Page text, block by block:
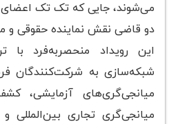
می‌شوند، جایی که تک تک اعضای
دو قاضی نقش نماینده حقوقی و
این رویداد منحصربه‌فرد با
شبکه‌سازی به شرکت‌کنندگان
میانجی‌گری‌های آزمایشی،
میانجی‌گری تجاری بین‌المللی